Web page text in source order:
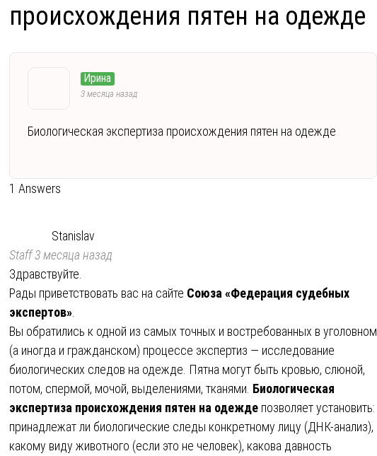
происхождения пятен на одежде
Ирина
3 месяца назад
Биологическая экспертиза происхождения пятен на одежде
1 Answers
Stanislav
Staff3 месяца назад
Здравствуйте.
Рады приветствовать вас на сайте Союза «Федерация судебных
экспертов»
Вы обратились к одной из самых точных и востребованных в уголовном
(а иногда и гражданском) процессе экспертиз — исследование
биологических следов на одежде. Пятна могут быть кровью, слюной,
потом, спермой, мочой, выделениями, тканями. Биологическая
экспертиза происхождения пятен на одежде позволяет установить:
принадлежат ли биологические следы конкретному лицу (ДНК-анализ),
какому виду животного (если это не человек), какова давность